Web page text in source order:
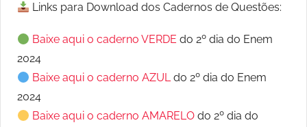
Links para Download dos Cadernos de Questões:
Baixe aqui o caderno VERDE do 2º dia do Enem
2024
Baixe aqui o caderno AZULdo 2º dia do Enem
2024
Baixe aqui o caderno AMARELO do 2º dia do